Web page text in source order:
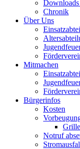
Downloads
Chronik
Über Uns
Mitmachen
Bürgerinfos
Kosten
Notruf